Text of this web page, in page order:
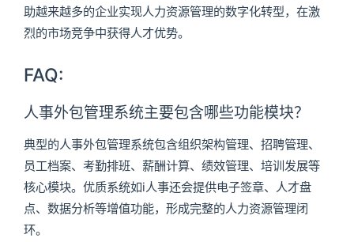
助越来越多的企业实现人力资源管理的数字化转型，在激
烈的市场竞争中获得人才优势。
FAQ:
人事外包管理系统主要包含哪些功能模块？
典型的人事外包管理系统包含组织架构管理、招聘管理、
员工档案、考勤排班、薪酬计算、绩效管理、培训发展等
核心模块。优质系统如i人事还会提供电子签章、人才盘
点、数据分析等增值功能，形成完整的人力资源管理闭
环。